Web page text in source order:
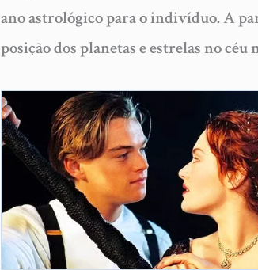
ano astrológico para o indivíduo. A
posição dos planetas e estrelas no